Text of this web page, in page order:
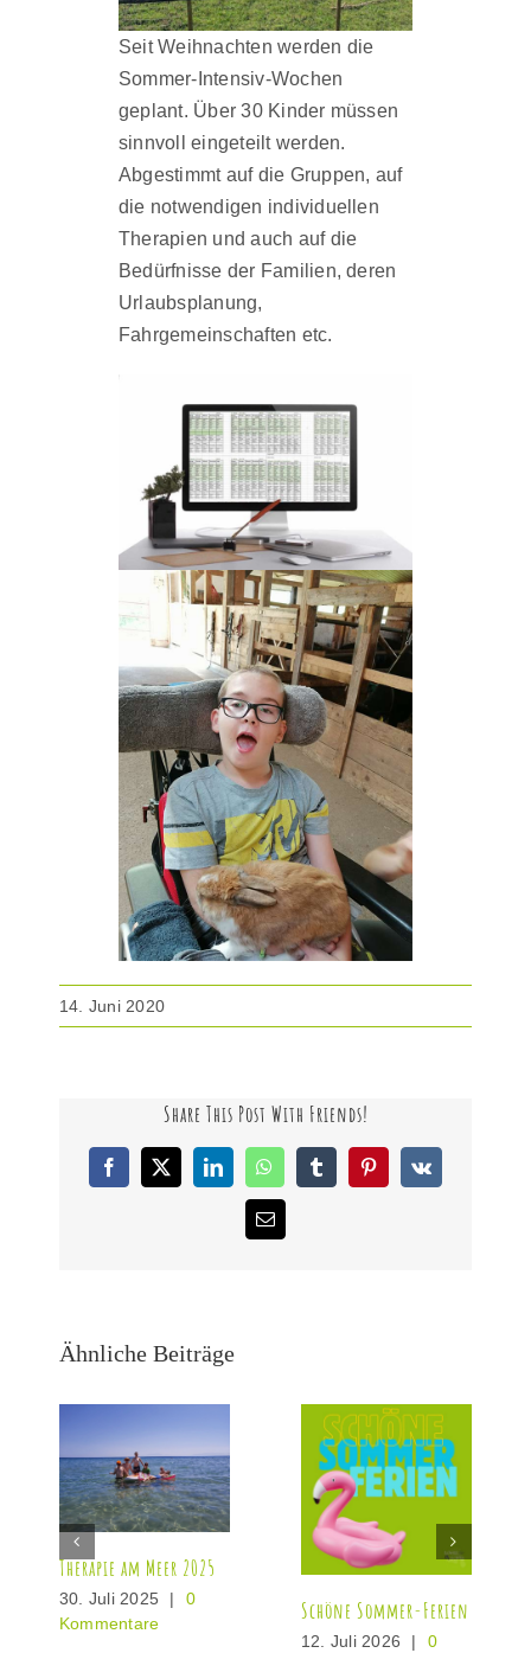
Seit Weihnachten werden die
Sommer-Intensiv-Wochen
geplant. Über 30 Kinder müssen
sinnvoll eingeteilt werden.
Abgestimmt auf die Gruppen, auf
die notwendigen individuellen
Therapien und auch auf die
Bedürfnisse der Familien, deren
Urlaubsplanung,
Fahrgemeinschaften etc.
14. Juni 2020
Share This Post With Friends!
Facebook
X LinkedInWhatsAppTumblrPinterest
Vk
E-
Ähnliche Beiträge
Therapie am Meer 2025
30. Juli 2025 |
0
Kommentare
Schöne Sommer-Ferien
12. Juli 2026 |
0